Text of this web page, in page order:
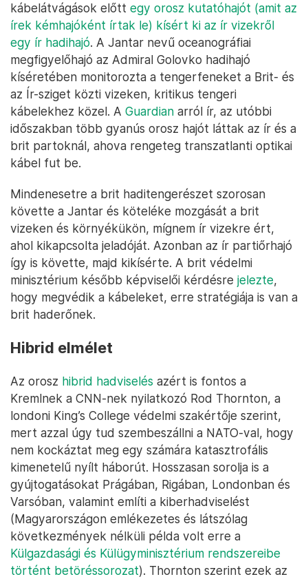
kábelátvágások előtt egy orosz kutatóhajót (amit az
írek kémhajóként írtak le) kísért ki az ír vizekről
egy ír hadihajó. A Jantar nevű oceanográfiai
megfigyelőhajó az Admiral Golovko hadihajó
kíséretében monitorozta a tengerfeneket a Brit- és
az Ír-sziget közti vizeken, kritikus tengeri
kábelekhez közel. A Guardian arról ír, az utóbbi
időszakban több gyanús orosz hajót láttak az ír és a
brit partoknál, ahova rengeteg transzatlanti optikai
kábel fut be.
Mindenesetre a brit haditengerészet szorosan
követte a Jantar és köteléke mozgását a brit
vizeken és környékükön, mígnem ír vizekre ért,
ahol kikapcsolta jeladóját. Azonban az ír partiőrhajó
így is követte, majd kikísérte. A brit védelmi
minisztérium később képviselői kérdésre jelezte,
hogy megvédik a kábeleket, erre stratégiája is van a
brit haderőnek.
Hibrid elmélet
Az orosz hibrid hadviselés azért is fontos a
Kremlnek a CNN-nek nyilatkozó Rod Thornton, a
londoni King’s College védelmi szakértője szerint,
mert azzal úgy tud szembeszállni a NATO-val, hogy
nem kockáztat meg egy számára katasztrofális
kimenetelű nyílt háborút. Hosszasan sorolja is a
gyújtogatásokat Prágában, Rigában, Londonban és
Varsóban, valamint említi a kiberhadviselést
(Magyarországon emlékezetes és látszólag
következmények nélküli példa volt erre a
Külgazdasági és Külügyminisztérium rendszereibe
történt betöréssorozat). Thornton szerint ezek az